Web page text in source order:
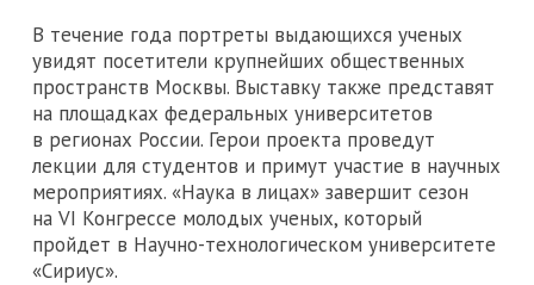
В течение года портреты выдающихся ученых
увидят посетители крупнейших общественных
пространств Москвы. Выставку также представят
на площадках федеральных университетов
в регионах России. Герои проекта проведут
лекции для студентов и примут участие в научных
мероприятиях. «Наука в лицах» завершит сезон
на VI Конгрессе молодых ученых, который
пройдет в Научно-технологическом университете
«Сириус».